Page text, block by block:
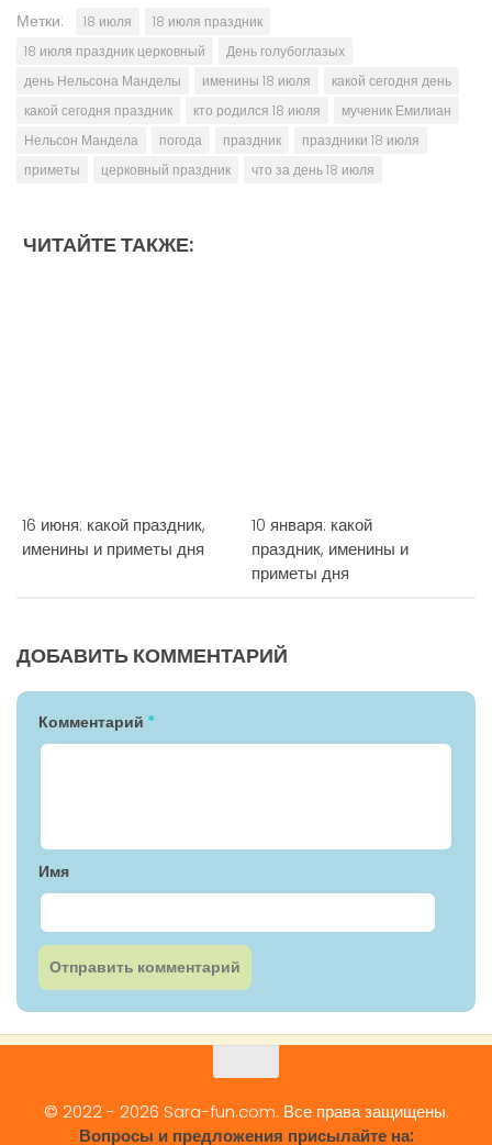
Метки: 18 июля
18 июля праздник
18 июля праздник церковный
День голубоглазых
день Нельсона Манделы
именины 18 июля
какой сегодня день
какой сегодня праздник
кто родился 18 июля
мученик Емилиан
Нельсон Мандела
погода праздник
праздники 18 июля
приметы
церковный праздник что за день 18 июля
ЧИТАЙТЕ ТАКЖЕ:
16 июня: какой праздник,
именины и приметы дня
10 января: какой
праздник, именины и
приметы дня
ДОБАВИТЬ КОММЕНТАРИЙ
Комментарий *
Имя
© 2022 - 2026 Sara-fun.com. Все права защищены.
Вопросы и предложения присылайте на: